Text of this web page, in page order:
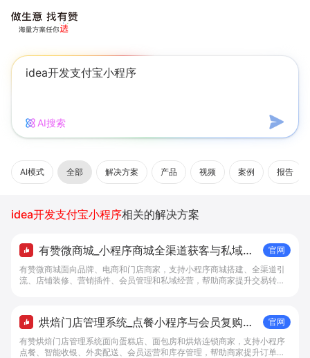
AI搜索
AI模式 全部 解决方案 产品 视频 案例 报告
idea开发支付宝小程序相关的解决方案
有赞微商城_小程序商城全渠道获客与私域复
购工具 - 做生意, 找有赞
官网
有赞微商城面向品牌、电商和门店商家，支持小程序商城搭建、全渠道引
流、店铺装修、营销插件、会员管理和私域经营，帮助商家提升交易转化
烘焙门店管理系统_点餐小程序与会员复购工
具 - 做生意, 找有赞
官网
有赞烘焙门店管理系统面向蛋糕店、面包房和烘焙连锁商家，支持小程序
点餐、智能收银、外卖配送、会员运营和库存管理，帮助商家提升订单转